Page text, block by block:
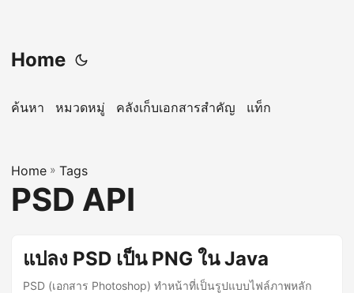
Home
ค้นหา หมวดหมู่ คลังเก็บเอกสารสำคัญ แท็ก
Home » Tags
PSD API
แปลง PSD เป็น PNG ใน Java
PSD (เอกสาร Photoshop) ทำหน้าที่เป็นรูปแบบไฟล์ภาพหลัก